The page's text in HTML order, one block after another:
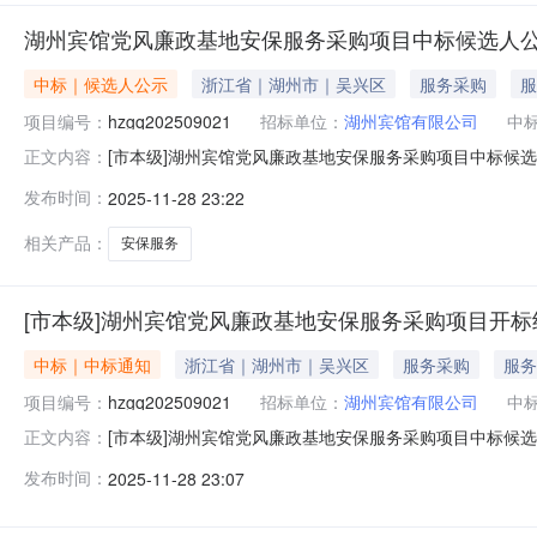
湖州宾馆党风廉政基地安保服务采购项目中标候选人
中标｜候选人公示 浙江省｜湖州市｜吴兴区 服务采购
项目编号： hzgq202509021 招标单位： 湖州宾馆有限公司
中
正文内容： [市本级]湖州宾馆党风廉政基地安保服务采购项目中标候
服务有限公司7479122浙江军安特保保安服务有限公司
发布时间： 2025-11-28 23:22
相关产品：
安保服务
[市本级]湖州宾馆党风廉政基地安保服务采购项目开
中标｜中标通知 浙江省｜湖州市｜吴兴区 服务采购
服务
项目编号： hzgq202509021 招标单位： 湖州宾馆有限公司
中
正文内容： [市本级]湖州宾馆党风廉政基地安保服务采购项目中标候
服务有限公司7479122浙江军安特保保安服务有限公司
发布时间： 2025-11-28 23:07